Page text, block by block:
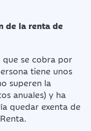
de la renta de
que se cobra por
tiene unos
superen la
anuales) y ha
quedar exenta de